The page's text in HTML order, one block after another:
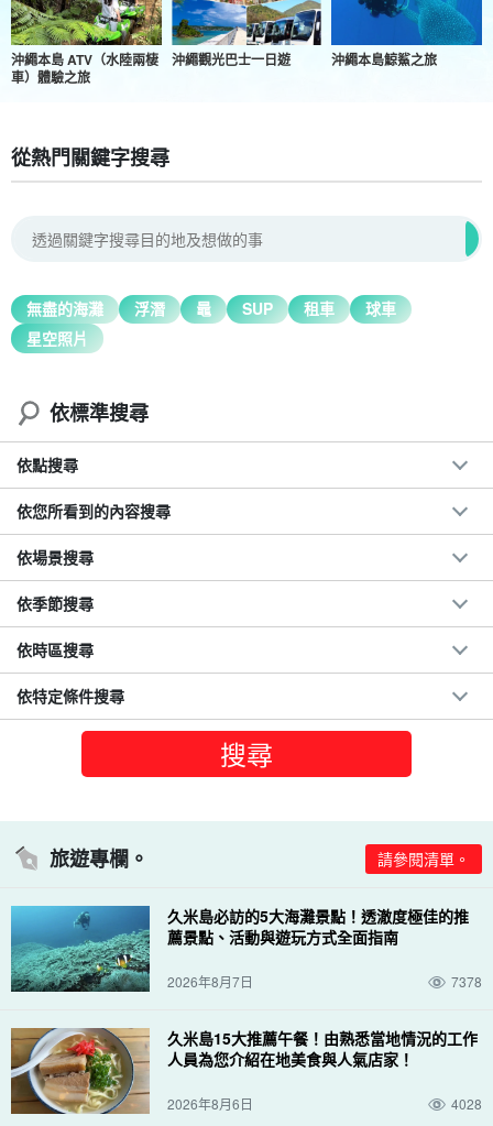
沖繩本島 ATV（水陸兩棲
車）體驗之旅
沖繩觀光巴士一日遊 沖繩本島鯨鯊之旅
從熱門關鍵字搜尋
無盡的海灘 浮潛 鼂 SUP 租車
球車
星空照片
依標準搜尋
依點搜尋
依您所看到的內容搜尋
依場景搜尋
依季節搜尋
依時區搜尋
依特定條件搜尋
旅遊專欄。 請參閱清單。
久米島必訪的5大海灘景點！透澈度極佳的推
薦景點、活動與遊玩方式全面指南
2026年8月7日 7378
久米島15大推薦午餐！由熟悉當地情況的工作
人員為您介紹在地美食與人氣店家！
2026年8月6日 4028